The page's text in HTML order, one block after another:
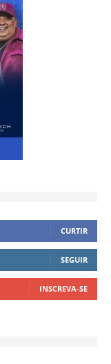
CURTIR
SEGUIR
INSCREVA-SE